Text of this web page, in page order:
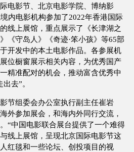
电影节、北京电影学院、博纳影
内电影机构参加了2022年香港国际
线上展馆，重点展示了《长津湖之
《守岛人》《奇迹·笨小孩》等65部
开发中的本土电影作品。各参展机
位橱窗展示相关内容，为优秀国产
精准配对的机会，推动富含优秀中
去”。
节组委会办公室执行副主任崔岩
外参加展会，和海内外同行交流，
“中国电影联合展台提供了一个难得
线上展馆，呈现北京国际电影节这
红毯和一些论坛、创投项目的视